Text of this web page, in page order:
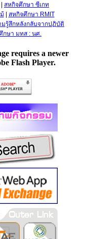
สหกิจศึกษา ซีเกท
สหกิจศึกษา RMIT
รู้สึกหลังกลับจากปฏิบัติ
กษา มทส : นศ.
requires a newer
Flash Player.